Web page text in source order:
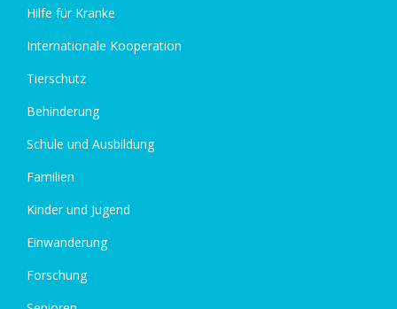
Hilfe für Kranke
Internationale Kooperation
Tierschutz
Behinderung
Schule und Ausbildung
Familien
Kinder und Jugend
Einwanderung
Forschung